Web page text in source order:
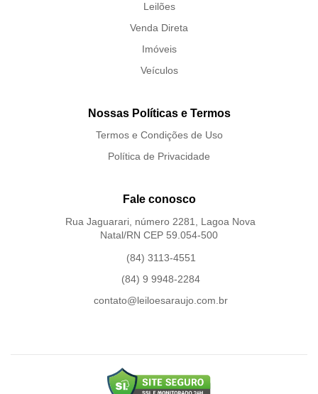
Leilões
Venda Direta
Imóveis
Veículos
Nossas Políticas e Termos
Termos e Condições de Uso
Política de Privacidade
Fale conosco
Rua Jaguarari, número 2281, Lagoa Nova
Natal/RN CEP 59.054-500
(84) 3113-4551
(84) 9 9948-2284
contato@leiloesaraujo.com.br